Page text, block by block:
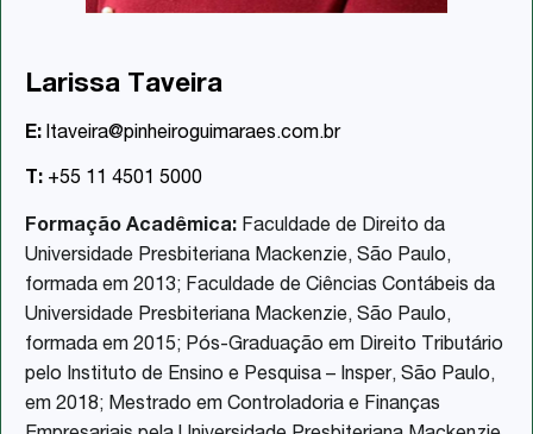
Larissa Taveira
E: ltaveira@pinheiroguimaraes.com.br
T: +55 11 4501 5000
Formação Acadêmica: Faculdade de Direito da
Universidade Presbiteriana Mackenzie, São Paulo,
formada em 2013; Faculdade de Ciências Contábeis da
Universidade Presbiteriana Mackenzie, São Paulo,
formada em 2015; Pós-Graduação em Direito Tributário
pelo Instituto de Ensino e Pesquisa – Insper, São Paulo,
em 2018; Mestrado em Controladoria e Finanças